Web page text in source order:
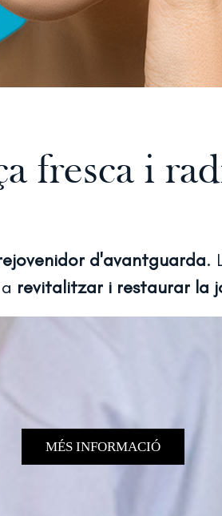
fresca i
d'avantguarda.
revitalitzar i restaurar la
MÉS INFORMACIÓ